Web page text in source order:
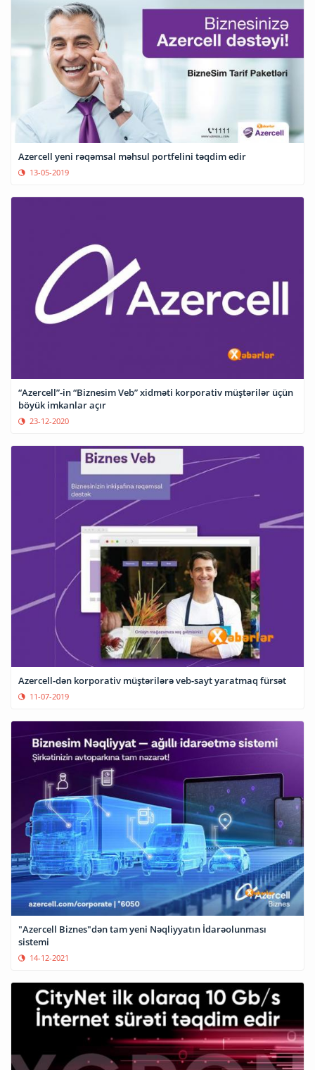
Azercell yeni rəqəmsal məhsul portfelini təqdim edir
13-05-2019
“Azercell”-in “Biznesim Veb” xidməti korporativ müştərilər üçün
böyük imkanlar açır
23-12-2020
Azercell-dən korporativ müştərilərə veb-sayt yaratmaq fürsət
11-07-2019
"Azercell Biznes"dən tam yeni Nəqliyyatın İdarəolunması
sistemi
14-12-2021